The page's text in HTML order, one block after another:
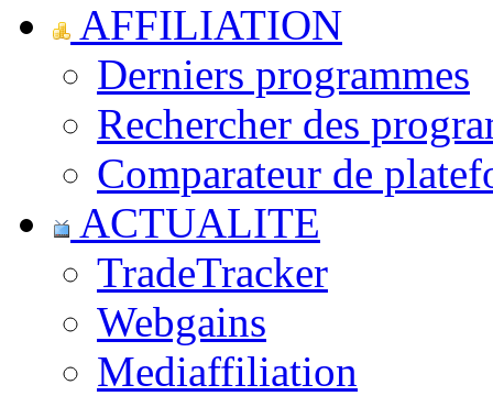
AFFILIATION
Derniers programmes
Rechercher des
Comparateur de
ACTUALITE
TradeTracker
Webgains
Mediaffiliation